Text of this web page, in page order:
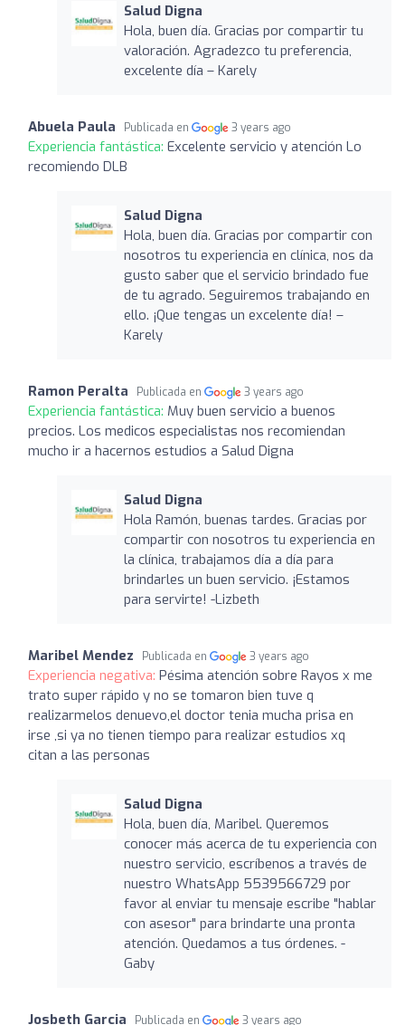
Salud Digna
Hola, buen día. Gracias por compartir tu
valoración. Agradezco tu preferencia,
excelente día – Karely
Abuela Paula Publicada en 3 years ago
Experiencia fantástica: Excelente servicio y atención Lo
recomiendo DLB
Salud Digna
Hola, buen día. Gracias por compartir con
nosotros tu experiencia en clínica, nos da
gusto saber que el servicio brindado fue
de tu agrado. Seguiremos trabajando en
ello. ¡Que tengas un excelente día! –
Karely
Ramon Peralta Publicada en 3 years ago
Experiencia fantástica: Muy buen servicio a buenos
precios. Los medicos especialistas nos recomiendan
mucho ir a hacernos estudios a Salud Digna
Salud Digna
Hola Ramón, buenas tardes. Gracias por
compartir con nosotros tu experiencia en
la clínica, trabajamos día a día para
brindarles un buen servicio. ¡Estamos
para servirte! -Lizbeth
Maribel Mendez Publicada en 3 years ago
Experiencia negativa: Pésima atención sobre Rayos x me
trato super rápido y no se tomaron bien tuve q
realizarmelos denuevo,el doctor tenia mucha prisa en
irse ,si ya no tienen tiempo para realizar estudios xq
citan a las personas
Salud Digna
Hola, buen día, Maribel. Queremos
conocer más acerca de tu experiencia con
nuestro servicio, escríbenos a través de
nuestro WhatsApp 5539566729 por
favor al enviar tu mensaje escribe "hablar
con asesor" para brindarte una pronta
atención. Quedamos a tus órdenes. -
Gaby
Josbeth Garcia Publicada en 3 years ago